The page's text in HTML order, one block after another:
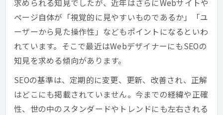
求められる知見でしたが、近年はさらにWebサイトや
ページ自体が「視覚的に見やすいものであるか」「ユ
ーザーから見た操作性」などもポイントになるといわ
れています。そこで最近はWebデザイナーにもSEOの
知見を求める傾向があります。
SEOの基準は、定期的に変更、更新、改善され、正解
はどこにも掲載されていません。今までの経緯や正確
性、世の中のスタンダードやトレンドにも左右される